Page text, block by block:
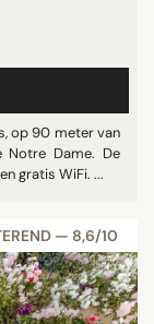
op 90 meter van
Dame. De
gratis WiFi. ...
— 8,6/10